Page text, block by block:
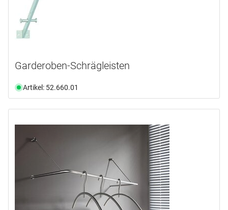
Garderoben-Schrägleisten
Artikel: 52.660.01